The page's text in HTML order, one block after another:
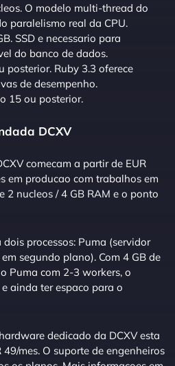
O modelo multi-thread do
paralelismo real da CPU.
SSD e necessario para
do banco de dados.
posterior. Ruby 3.3 oferece
de desempenho.
15 ou posterior.
DCXV
comecam a partir de EUR
em producao com trabalhos em
2 nucleos / 4 GB RAM e o ponto
processos: Puma (servidor
segundo plano). Com 4 GB de
Puma com 2-3 workers, o
ainda ter espaco para o
dedicado da DCXV esta
mes. O suporte de engenheiros